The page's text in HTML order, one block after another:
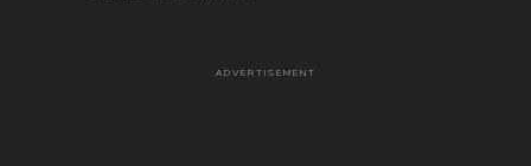
ADVERTISEMENT